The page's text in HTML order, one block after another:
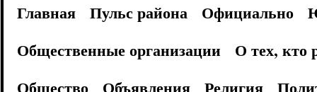
Главная Пульс района Официально
Общественные организации
О тех, кто